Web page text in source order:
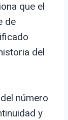
que el
de
del
número
y